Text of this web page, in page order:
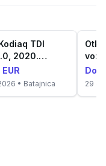
TDI
2020.
• Batajnica 29